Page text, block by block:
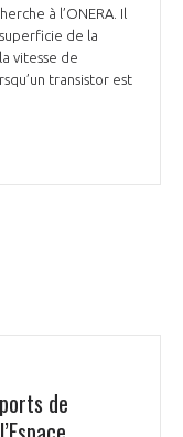
à l’ONERA. Il
de la
vitesse de
transistor est
de